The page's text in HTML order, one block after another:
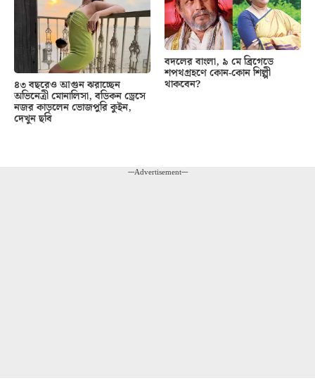
৪৩ বছরেও আগুন ঝরাচ্ছেন
অভিনেত্রী মোনালিসা, বডিকন ড্রেসে
নজর কাড়লেন ভোজপুরি কুইন,
দেখুন ছবি
বদলের বাংলা, ৯ মে ব্রিগেডে
শপথগ্রহণে কোন-কোন শিল্পী
থাকবেন?
---Advertisement---